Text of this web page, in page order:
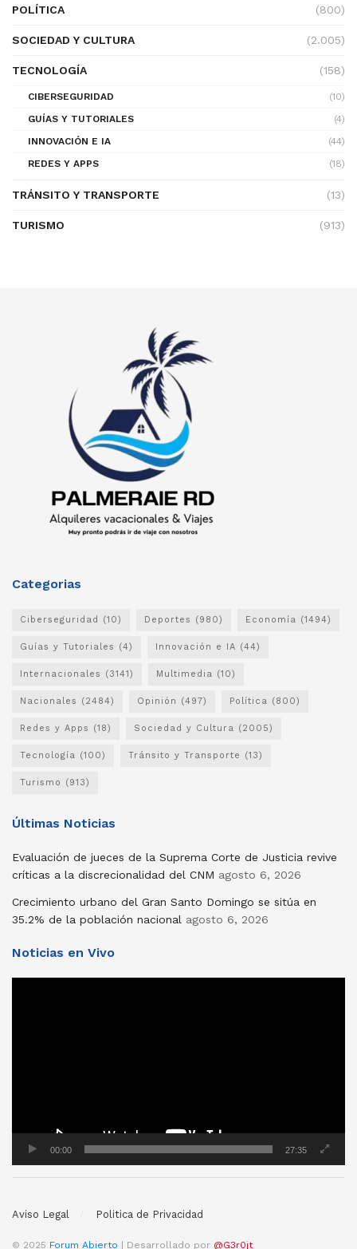
POLÍTICA (800)
SOCIEDAD Y CULTURA (2.005)
TECNOLOGÍA (158)
CIBERSEGURIDAD
(10)
GUÍAS Y TUTORIALES
(4)
INNOVACIÓN E IA
(44)
REDES Y APPS
(18)
TRÁNSITO Y TRANSPORTE (13)
TURISMO (913)
Categorias
Ciberseguridad (10) Deportes (980) Economía (1494)
Guías y Tutoriales (4) Innovación e IA (44)
Internacionales (3141) Multimedia (10)
Nacionales (2484) Opinión (497) Política (800)
Redes y Apps (18) Sociedad y Cultura (2005)
Tecnología (100) Tránsito y Transporte (13)
Turismo (913)
Últimas Noticias
Evaluación de jueces de la Suprema Corte de Justicia revive
críticas a la discrecionalidad del CNM agosto 6, 2026
Crecimiento urbano del Gran Santo Domingo se sitúa en
35.2% de la población nacional agosto 6, 2026
Noticias en Vivo
00:00 27:35
Aviso Legal Politica de Privacidad
© 2025 Forum Abierto | Desarrollado por @G3r0jt